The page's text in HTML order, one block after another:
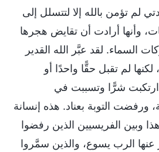
لم تؤمن بالله إلا لتتسلل إلى
وأنها أرادت أن تقايض هجرها
السماء. لقد عبَّر الله القدير
لم تقبل حقًّا واحدًا أو
ارتكبت شرًّا وتسببت في
ورفضت التوبة بعناد. هذه إنسانة
وبين الفريسيين الذين رفضوا
عنها الرب يسوع، والذين سمَّروا